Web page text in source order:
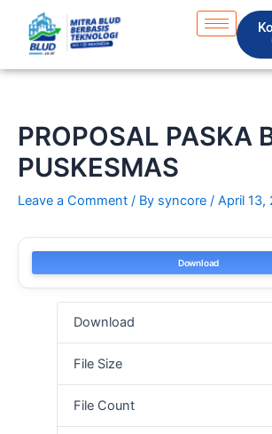
content
PROPOSAL PASKA
PUSKESMAS
Leave a Comment / By syncore / April 13,
Download
Download
File Size
File Count
h